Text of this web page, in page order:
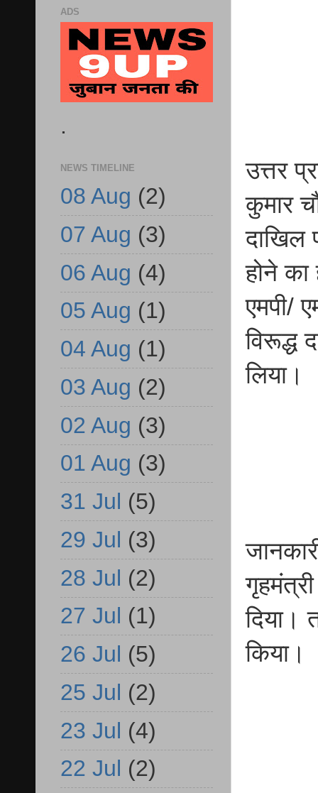
उत्तर
कुमार
दाखिल
होने का
एमपी/
विरूद्ध
लिया।
दिया।
किया।
ADS
.
NEWS TIMELINE
08 Aug (2)
07 Aug (3)
06 Aug (4)
05 Aug (1)
04 Aug (1)
03 Aug (2)
02 Aug (3)
01 Aug (3)
31 Jul (5)
29 Jul (3)
28 Jul (2)
27 Jul (1)
26 Jul (5)
25 Jul (2)
23 Jul (4)
22 Jul (2)